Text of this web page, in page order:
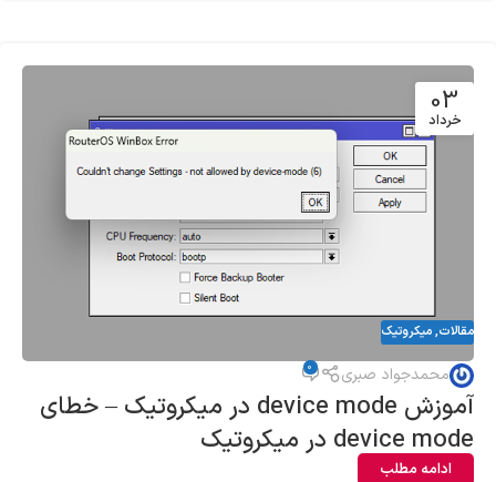
03
خرداد
مقالات,میکروتیک
محمدجواد صبری 0
آموزش device mode در میکروتیک – خطای
device mode در میکروتیک
ادامه مطلب